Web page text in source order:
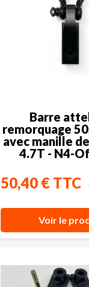
Barre
remorquage
avec manille
4.7T - N4-
50,40 € TTC
Voir le